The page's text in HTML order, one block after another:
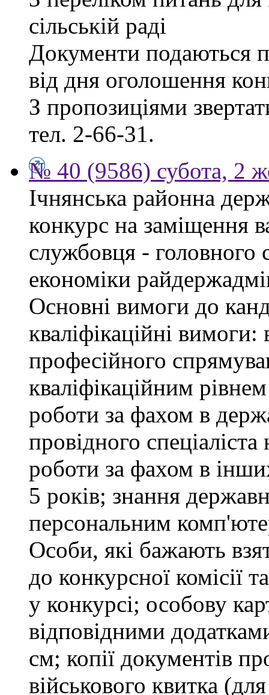
сільській раді
Документи подаються
від дня оголошення
З пропозиціями
тел. 2-66-31.
№ 40 (9586) субота, 2
Ічнянська районна
конкурс на заміщення
службовця - головного
економіки
Основні вимоги до
кваліфікаційні
професійного
кваліфікаційним
роботи за фахом в
провідного
роботи за фахом в
5 років; знання
персональним
Особи, які бажають
до конкурсної комісії
у конкурсі; особову
відповідними
см; копії документів
військового квитка